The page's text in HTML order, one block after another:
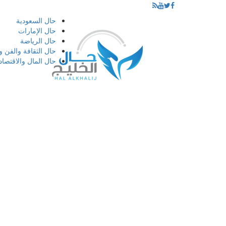
إذهب
المحتوى
حال السعودية
حال الإمارات
حال الرياضة
حال الثقافة والفن
حال المال